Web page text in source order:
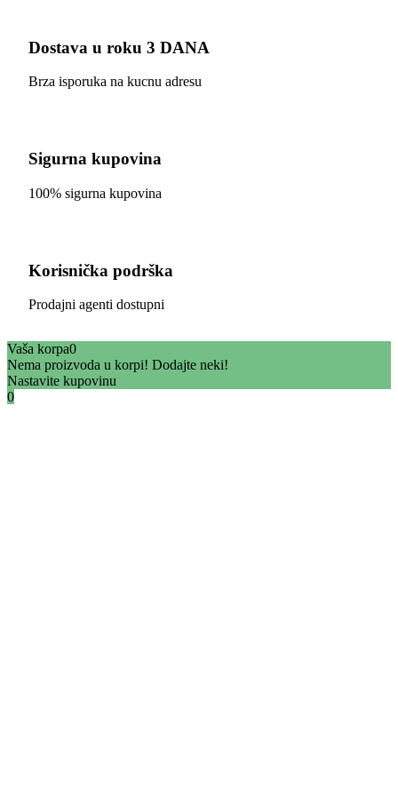
Dostava u roku 3 DANA
Brza isporuka na kucnu adresu
Sigurna kupovina
100% sigurna kupovina
Korisnička podrška
Prodajni agenti dostupni
Vaša korpa0
Nema proizvoda u korpi! Dodajte neki!
Nastavite kupovinu
0